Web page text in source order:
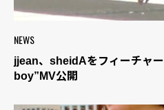
NEWS
jjean、sheidAをフィーチャ
boy”MV公開